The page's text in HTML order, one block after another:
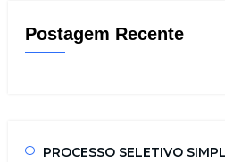
Postagem Recente
PROCESSO SELETIVO